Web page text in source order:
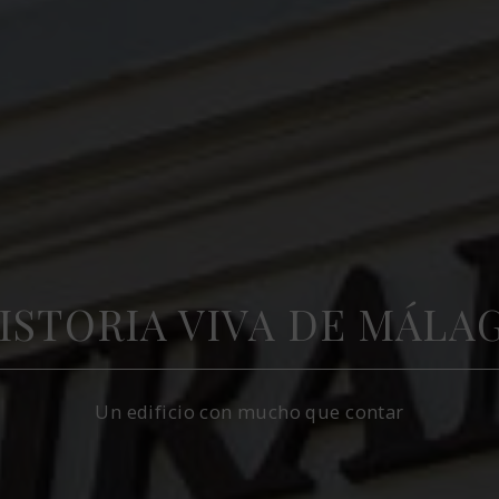
VIVA DE
Un edificio con mucho que contar